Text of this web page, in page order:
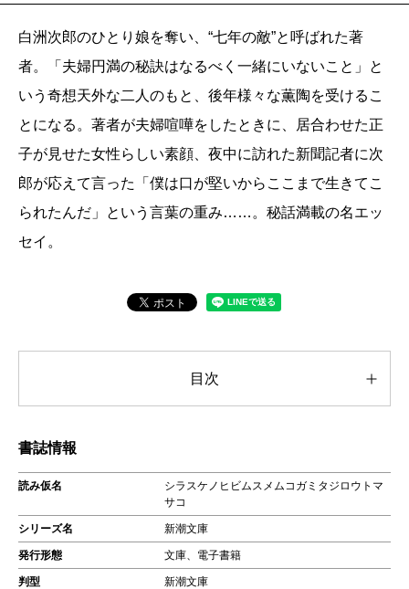
白洲次郎のひとり娘を奪い、“七年の敵”と呼ばれた著
者。「夫婦円満の秘訣はなるべく一緒にいないこと」と
いう奇想天外な二人のもと、後年様々な薫陶を受けるこ
とになる。著者が夫婦喧嘩をしたときに、居合わせた正
子が見せた女性らしい素顔、夜中に訪れた新聞記者に次
郎が応えて言った「僕は口が堅いからここまで生きてこ
られたんだ」という言葉の重み……。秘話満載の名エッ
セイ。
目次
書誌情報
読み仮名
シラスケノヒビムスメムコガミタジロウトマ
サコ
シリーズ名 新潮文庫
発行形態 文庫、電子書籍
判型 新潮文庫